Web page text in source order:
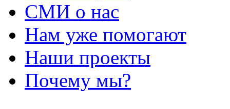
СМИ о нас
Нам уже помогают
Наши проекты
Почему мы?